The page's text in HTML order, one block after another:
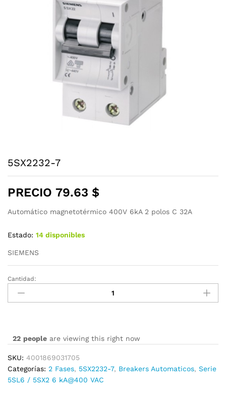
5SX2232-7
PRECIO 79.63 $
Automático magnetotérmico 400V 6kA 2 polos C 32A
Estado: 14 disponibles
SIEMENS
5SX2232-
cantidad
Cantidad:
22 people are viewing this right now
SKU: 4001869031705
Categorías: 2 Fases, 5SX2232-7, Breakers Automaticos, Serie
5SL6 / 5SX2 6 kA@400 VAC